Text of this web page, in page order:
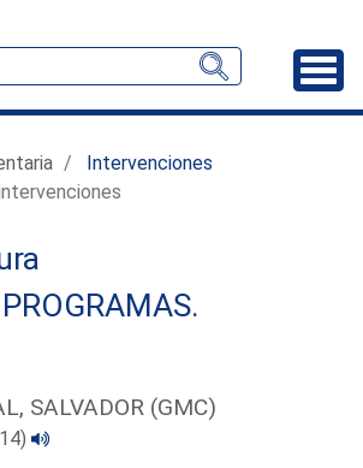
Intervenciones
SALVADOR (GMC)